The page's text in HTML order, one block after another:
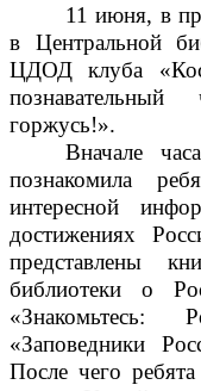
11 июня, в
в Центральной
ЦДОД клуба
горжусь!».
Вначале
познакомила
интересной
достижениях
представлены
библиотеки о
«Знакомьтесь:
«Заповедники
После чего